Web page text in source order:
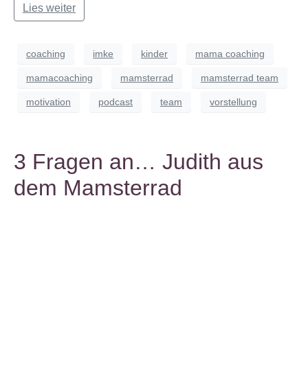
Lies weiter
coaching imke kinder mama coaching
mamacoaching mamsterrad mamsterrad team
motivation podcast team vorstellung
3 Fragen an… Judith aus
dem Mamsterrad